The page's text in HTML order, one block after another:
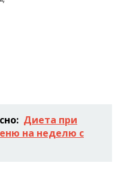
Диета при
на неделю с